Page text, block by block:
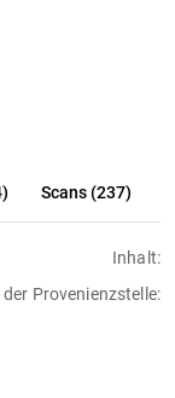
Scans (237)
Inhalt:
der Provenienzstelle: